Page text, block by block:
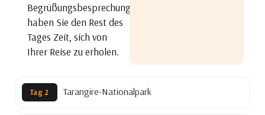
Begrüßungsbesprechung
haben Sie den Rest des
Tages Zeit, sich von
Ihrer Reise zu erholen.
Tag 2 Tarangire-Nationalpark